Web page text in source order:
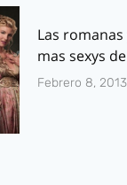
Las
mas sexys
Febrero 8, 2013